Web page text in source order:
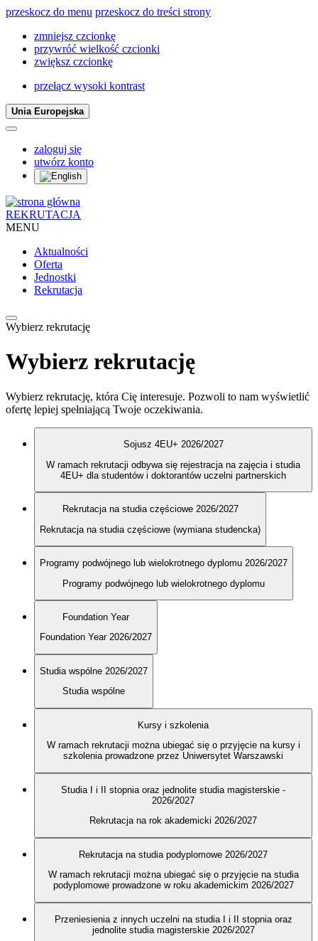
przeskocz do menu przeskocz do treści strony
zmniejsz czcionkę
przywróć wielkość czcionki
zwiększ czcionkę
przełącz wysoki kontrast
Unia Europejska
zaloguj się
utwórz konto
REKRUTACJA
MENU
Aktualności
Oferta
Jednostki
Rekrutacja
Wybierz rekrutację
Wybierz rekrutację
Wybierz rekrutację, która Cię interesuje. Pozwoli to nam wyświetlić
ofertę lepiej spełniającą Twoje oczekiwania.
Sojusz 4EU+ 2026/2027
W ramach rekrutacji odbywa się rejestracja na zajęcia i studia
4EU+ dla studentów i doktorantów uczelni partnerskich
Rekrutacja na studia częściowe 2026/2027
Rekrutacja na studia częściowe (wymiana studencka)
Programy podwójnego lub wielokrotnego dyplomu 2026/2027
Programy podwójnego lub wielokrotnego dyplomu
Foundation Year
Foundation Year 2026/2027
Studia wspólne 2026/2027
Studia wspólne
Kursy i szkolenia
W ramach rekrutacji można ubiegać się o przyjęcie na kursy i
szkolenia prowadzone przez Uniwersytet Warszawski
Studia I i II stopnia oraz jednolite studia magisterskie -
2026/2027
Rekrutacja na rok akademicki 2026/2027
Rekrutacja na studia podyplomowe 2026/2027
W ramach rekrutacji można ubiegać się o przyjęcie na studia
podyplomowe prowadzone w roku akademickim 2026/2027
Przeniesienia z innych uczelni na studia I i II stopnia oraz
jednolite studia magisterskie 2026/2027